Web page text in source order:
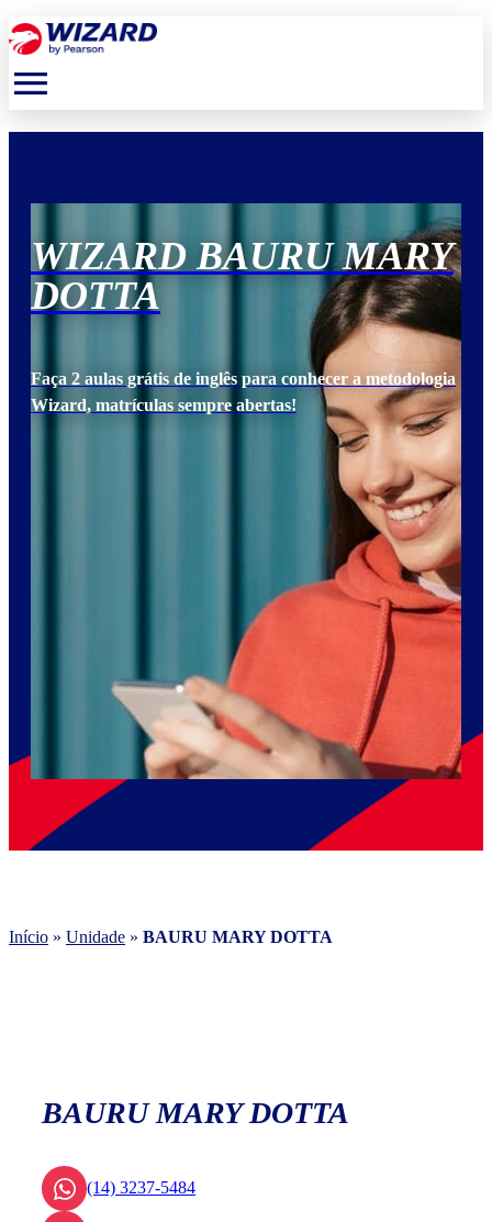
menu
WIZARD BAURU MARY
DOTTA
Faça 2 aulas grátis de inglês para conhecer a metodologia
Wizard, matrículas sempre abertas!
Início » Unidade » BAURU MARY DOTTA
BAURU MARY DOTTA
(14) 3237-5484